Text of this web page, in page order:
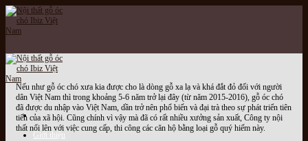
Skip
content
Giới thiệu
Nếu như gỗ óc chó xưa kia được cho là dòng gỗ xa lạ và khá đắt đỏ đối với người
dân Việt Nam thì trong khoảng 5-6 năm trở lại đây (từ năm 2015-2016), gỗ óc chó
đã được du nhập vào Việt Nam, dần trở nên phổ biến và đại trà theo sự phát triển tiên
tiến của xã hội. Cũng chính vì vậy mà đã có rất nhiều xưởng sản xuất, Công ty nội
thất nổi lên với việc cung cấp, thi công các căn hộ bằng loại gỗ quý hiếm này.